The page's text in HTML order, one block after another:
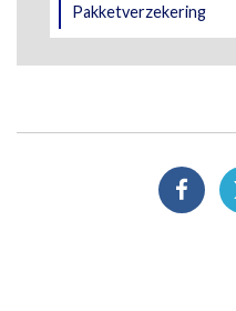
Pakketverzekering